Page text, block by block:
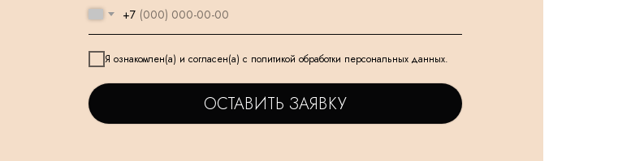
+7
Я ознакомлен(а) и согласен(а) с политикой обработки персональных данных.
ОСТАВИТЬ ЗАЯВКУ